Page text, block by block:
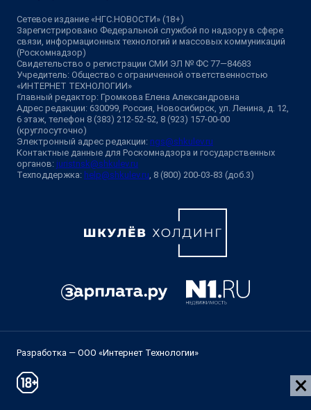
Сетевое издание «НГС.НОВОСТИ» (18+)
Зарегистрировано Федеральной службой по надзору в сфере
связи, информационных технологий и массовых коммуникаций
(Роскомнадзор)
Свидетельство о регистрации СМИ ЭЛ № ФС 77—84683
Учредитель: Общество с ограниченной ответственностью
«ИНТЕРНЕТ ТЕХНОЛОГИИ»
Главный редактор: Громкова Елена Александровна
Адрес редакции: 630099, Россия, Новосибирск, ул. Ленина, д. 12,
6 этаж, телефон 8 (383) 212-52-52, 8 (923) 157-00-00
(круглосуточно)
Электронный адрес редакции: ngs@shkulev.ru
Контактные данные для Роскомнадзора и государственных
органов: juristnsk@shkulev.ru
Техподдержка: help@shkulev.ru , 8 (800) 200-03-83 (доб.3)
Разработка — ООО «Интернет Технологии»